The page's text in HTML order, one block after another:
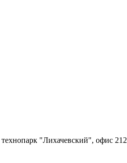
"Лихачевский", офис 212